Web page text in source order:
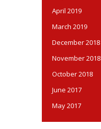
April 2019
March 2019
December 2018
November 2018
October 2018
June 2017
May 2017